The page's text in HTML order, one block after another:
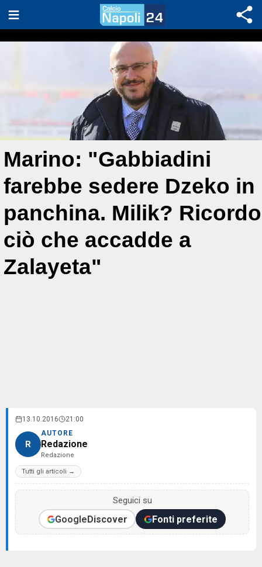
Marino: "Gabbiadini
farebbe sedere Dzeko in
panchina. Milik? Ricordo
ciò che accadde a
Zalayeta"
13.10.2016 21:00
R
AUTORE
Redazione
Redazione
Tutti gli articoli →
Seguici su
GoogleDiscover Fonti preferite